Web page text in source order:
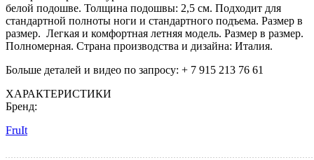
белой подошве. Толщина подошвы: 2,5 см. Подходит для
стандартной полноты ноги и стандартного подъема. Размер в
размер. Легкая и комфортная летняя модель. Размер в размер.
Полномерная. Страна производства и дизайна: Италия.
Больше деталей и видео по запросу: + 7 915 213 76 61
ХАРАКТЕРИСТИКИ
Бренд:
FruIt